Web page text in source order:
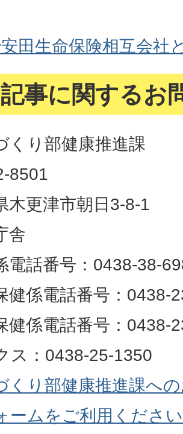
田生命保険相互会社
事に関するお
くり部健康推進課
8501
木更津市朝日3-8-1
舎
電話番号：0438-38-
健係電話番号：0438-
健係電話番号：0438-
ス：0438-25-1350
くり部健康推進課へ
ームをご利用くださ